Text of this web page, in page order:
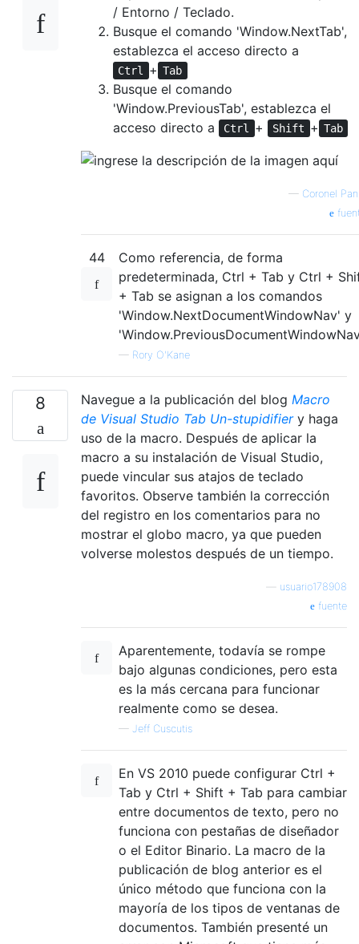
/ Entorno / Teclado.
Busque el comando 'Window.NextTab',
establezca el acceso directo a
Ctrl + Tab
Busque el comando
'Window.PreviousTab', establezca el
acceso directo a
Ctrl + Shift + Tab
— Coronel
44
Como referencia, de forma
predeterminada, Ctrl + Tab y Ctrl +
+ Tab se asignan a los comandos
'Window.NextDocumentWindowNav' y
— Rory O'Kane
8 Navegue a la publicación del blog Macro
de Visual Studio Tab Un-stupidifiery haga
uso de la macro. Después de aplicar la
macro a su instalación de Visual Studio,
puede vincular sus atajos de teclado
favoritos. Observe también la corrección
del registro en los comentarios para no
mostrar el globo macro, ya que pueden
volverse molestos después de un tiempo.
usuario178908
fuente
Aparentemente, todavía se rompe
bajo algunas condiciones, pero esta
es la más cercana para funcionar
realmente como se desea.
— Jeff Cuscutis
En VS 2010 puede configurar Ctrl +
Tab y Ctrl + Shift + Tab para cambiar
entre documentos de texto, pero no
funciona con pestañas de diseñador
o el Editor Binario. La macro de la
publicación de blog anterior es el
único método que funciona con la
mayoría de los tipos de ventanas de
documentos. También presenté un